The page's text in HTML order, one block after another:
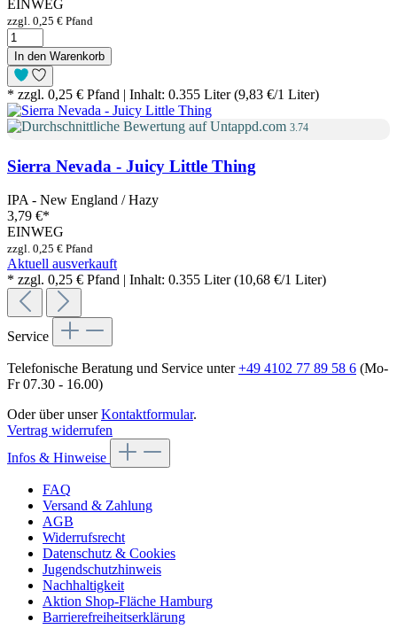
EINWEG
zzgl. 0,25 € Pfand
In den Warenkorb
* zzgl. 0,25 € Pfand | Inhalt: 0.355 Liter (9,83 €/1 Liter)
3.74
Sierra Nevada - Juicy Little Thing
IPA - New England / Hazy
3,79 €*
EINWEG
zzgl. 0,25 € Pfand
Aktuell ausverkauft
* zzgl. 0,25 € Pfand | Inhalt: 0.355 Liter (10,68 €/1 Liter)
Service
Telefonische Beratung und Service unter+49 4102 77 89 58 6 (Mo-
Fr 07.30 - 16.00)
Oder über unserKontaktformular.
Vertrag widerrufen
Infos & Hinweise
FAQ
Versand & Zahlung
AGB
Widerrufsrecht
Datenschutz & Cookies
Jugendschutzhinweis
Nachhaltigkeit
Aktion Shop-Fläche Hamburg
Barrierefreiheitserklärung